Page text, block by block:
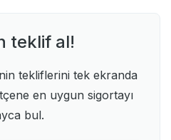
teklif al!
tekliflerini tek ekranda
en uygun sigortayı
bul.